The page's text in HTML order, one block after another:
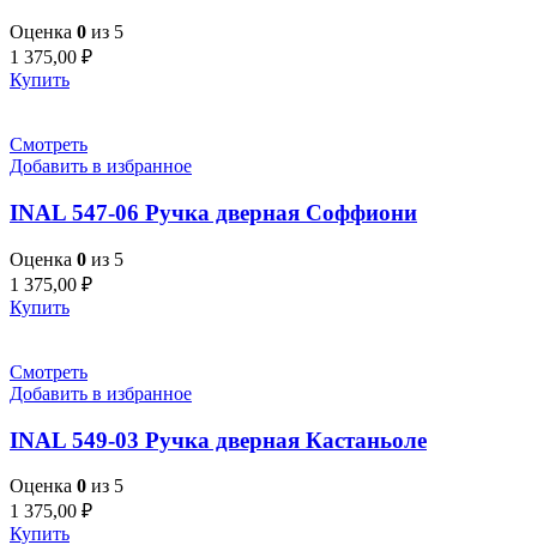
Оценка 0 из 5
1 375,00 ₽
Купить
Смотреть
Добавить в избранное
INAL 547-06 Pучка дверная Соффиони
Оценка 0 из 5
1 375,00 ₽
Купить
Смотреть
Добавить в избранное
INAL 549-03 Pучка дверная Кастаньоле
Оценка 0 из 5
1 375,00 ₽
Купить